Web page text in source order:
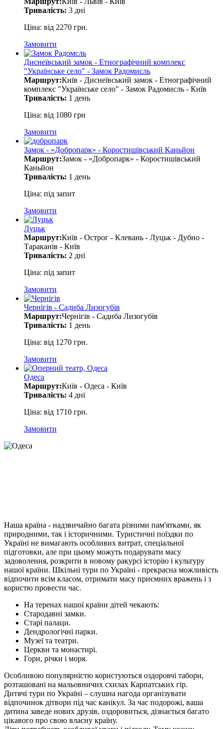
Тривалість: 3 дні
Ціна: від 2270 грн.
Замовити
Диснеївський замок - Етнографічний комплекс
"Українське село" - Замок Радомисль
Маршрут:Київ - Диснеївський замок - Етнографічний
комплекс "Українське село" - Замок Радомисль - Київ
Тривалість: 1 день
Ціна: від 1080 грн
Замовити
Замок - «Добропарк» - Коростишівський Каньйон
Маршрут:Замок - «Добропарк» - Коростишівський
Каньйон
Тривалість: 1 день
Ціна: під запит
Замовити
Луцьк
Маршрут:Київ - Острог - Клевань - Луцьк - Дубно -
Тараканів - Київ
Тривалість: 2 дні
Ціна: під запит
Замовити
Чернігів - Садиба Лизогубів
Маршрут:Чернігів - Садиба Лизогубів
Тривалість: 1 день
Ціна: від 1270 грн.
Замовити
Одеса
Маршрут:Київ - Одеса - Київ
Тривалість: 4 дні
Ціна: від 1710 грн.
Замовити
Наша країна - надзвичайно багата різними пам'ятками, як
природними, так і історичними. Туристичні поїздки по
Україні не вимагають особливих витрат, спеціальної
підготовки, але при цьому можуть подарувати масу
задоволення, розкрити в новому ракурсі історію і культуру
нашої країни. Шкільні тури по Україні - прекрасна можливість
відпочити всім класом, отримати масу приємних вражень і з
користю провести час.
На теренах нашої країни дітей чекають:
Стародавні замки.
Старі палаци.
Дендрологічні парки.
Музеї та театри.
Церкви та монастирі.
Гори, річки і моря.
Особливою популярністю користуються оздоровчі табори,
розташовані на мальовничих схилах Карпатських гір.
Дитячі тури по Україні – слушна нагода організувати
відпочинок дітвори під час канікул. За час подорожі, ваша
дитина заведе нових друзів, оздоровиться, дізнається багато
цікавого про свою власну країну.